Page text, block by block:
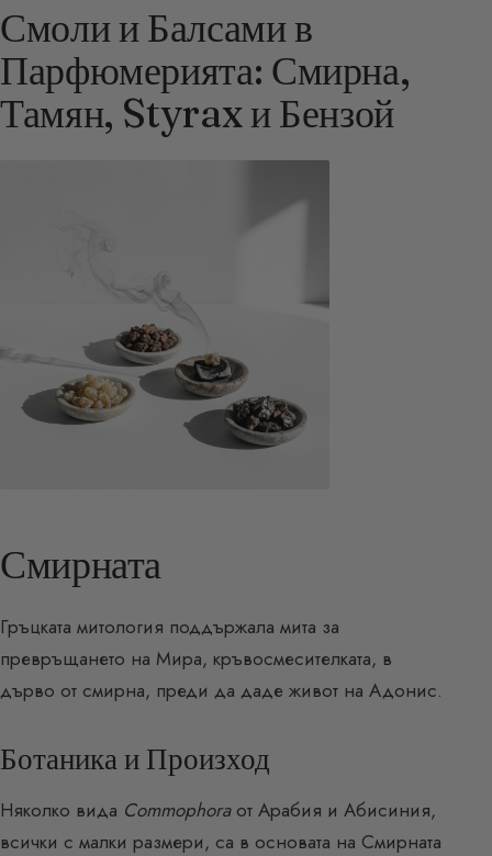
Смоли и Балсами в
Парфюмерията: Смирна,
Тамян, Styrax и Бензой
Смирната
Гръцката митология поддържала мита за
превръщането на Мира, кръвосмесителката, в
дърво от смирна, преди да даде живот на Адонис.
Ботаника и Произход
Няколко вида Commophoraот Арабия и Абисиния,
всички с малки размери, са в основата на Смирната